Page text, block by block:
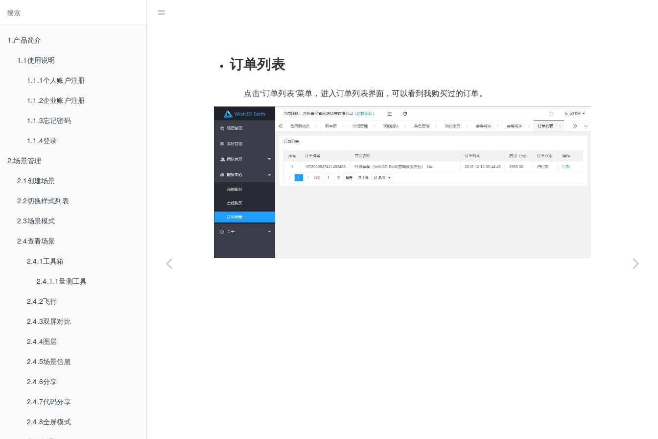
1.产品简介
1.1使用说明
1.1.1个人账户注册
1.1.2企业账户注册
1.1.3忘记密码
1.1.4登录
2.场景管理
2.1创建场景
2.2切换样式列表
2.3场景模式
2.4查看场景
2.4.1工具箱
2.4.1.1量测工具
2.4.2飞行
2.4.3双屏对比
2.4.4图层
2.4.5场景信息
2.4.6分享
2.4.7代码分享
2.4.8全屏模式
订单列表
点击“订单列表”菜单，进入订单列表界面，可以看到我购买过的订单。